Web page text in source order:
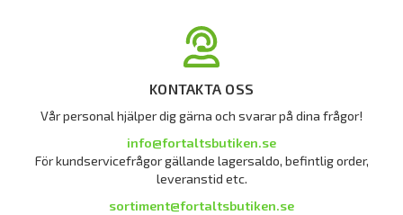
KONTAKTA OSS
Vår personal hjälper dig gärna och svarar på dina frågor!
info@fortaltsbutiken.se
För kundservicefrågor gällande lagersaldo, befintlig order,
leveranstid etc.
sortiment@fortaltsbutiken.se